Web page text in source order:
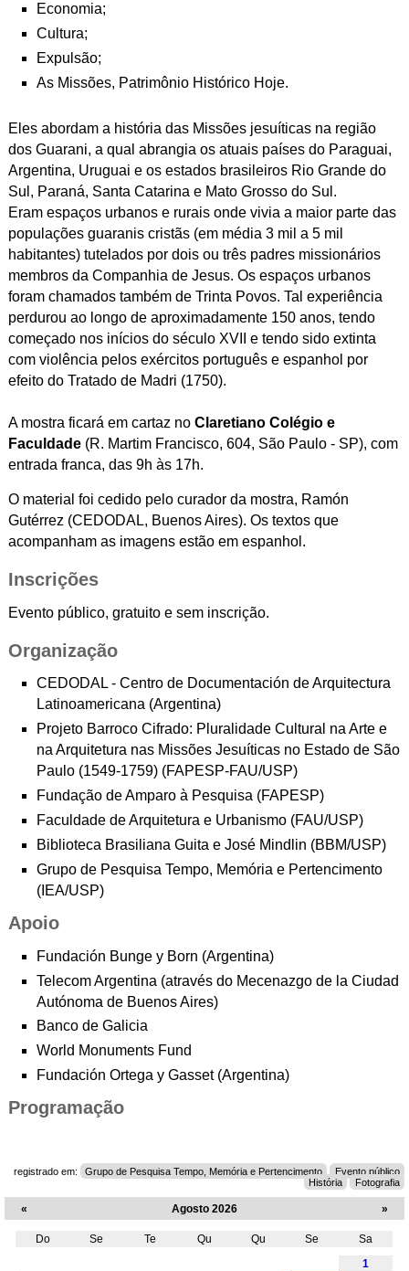
Economia;
Cultura;
Expulsão;
As Missões, Patrimônio Histórico Hoje.
Eles abordam a história das Missões jesuíticas na região
dos Guarani, a qual abrangia os atuais países do Paraguai,
Argentina, Uruguai e os estados brasileiros Rio Grande do
Sul, Paraná, Santa Catarina e Mato Grosso do Sul.
Eram espaços urbanos e rurais onde vivia a maior parte das
populações guaranis cristãs (em média 3 mil a 5 mil
habitantes) tutelados por dois ou três padres missionários
membros da Companhia de Jesus. Os espaços urbanos
foram chamados também de Trinta Povos. Tal experiência
perdurou ao longo de aproximadamente 150 anos, tendo
começado nos inícios do século XVII e tendo sido extinta
com violência pelos exércitos português e espanhol por
efeito do Tratado de Madri (1750).
A mostra ficará em cartaz no Claretiano Colégio e
Faculdade(R. Martim Francisco, 604, São Paulo - SP), com
entrada franca, das 9h às 17h.
O material foi cedido pelo curador da mostra, Ramón
Gutérrez (CEDODAL, Buenos Aires). Os textos que
acompanham as imagens estão em espanhol.
Inscrições
Evento público, gratuito e sem inscrição.
Organização
CEDODAL - Centro de Documentación de Arquitectura
Latinoamericana (Argentina)
Projeto Barroco Cifrado: Pluralidade Cultural na Arte e
na Arquitetura nas Missões Jesuíticas no Estado de São
Paulo (1549-1759) (FAPESP-FAU/USP)
Fundação de Amparo à Pesquisa (FAPESP)
Faculdade de Arquitetura e Urbanismo (FAU/USP)
Biblioteca Brasiliana Guita e José Mindlin (BBM/USP)
Grupo de Pesquisa Tempo, Memória e Pertencimento
(IEA/USP)
Apoio
Fundación Bunge y Born (Argentina)
Telecom Argentina (através do Mecenazgo de la Ciudad
Autónoma de Buenos Aires)
Banco de Galicia
World Monuments Fund
Fundación Ortega y Gasset (Argentina)
Programação
registrado em: Grupo de Pesquisa Tempo, Memória e Pertencimento
Evento público
História
Fotografia
« Agosto 2026 »
Do Se Te Qu Qu Se
Sa
1